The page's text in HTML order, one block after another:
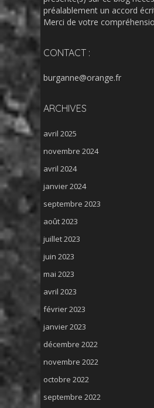
préalablement un accord
Merci de votre
CONTACT :
burganne@orange.fr
ARCHIVES
avril 2025
novembre 2024
avril 2024
janvier 2024
septembre 2023
août 2023
juillet 2023
juin 2023
mai 2023
avril 2023
février 2023
janvier 2023
décembre 2022
novembre 2022
octobre 2022
septembre 2022